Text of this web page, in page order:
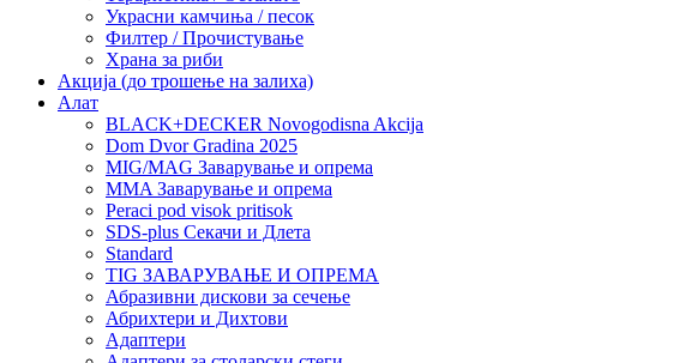
Украсни камчиња / песок
Филтер / Прочистување
Храна за риби
Акција (до трошење на залиха)
Алат
BLACK+DECKER Novogodisna Akcija
Dom Dvor Gradina 2025
MIG/MAG Заварување и опрема
MMA Заварување и опрема
Peraci pod visok pritisok
SDS-plus Секачи и Длета
Standard
TIG ЗАВАРУВАЊЕ И ОПРЕМА
Абразивни дискови за сечење
Абрихтери и Дихтови
Адаптери